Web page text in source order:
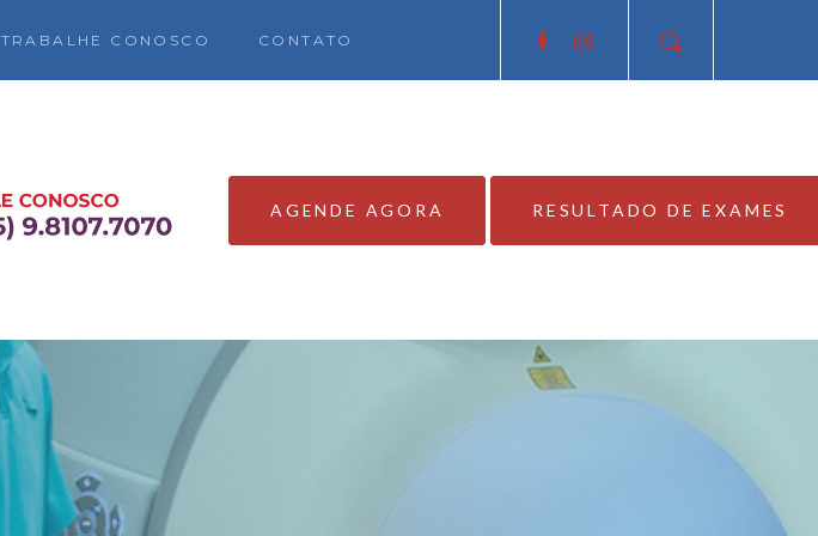
TRABALHE CONOSCO CONTATO
AGENDE AGORA RESULTADO DE EXAMES